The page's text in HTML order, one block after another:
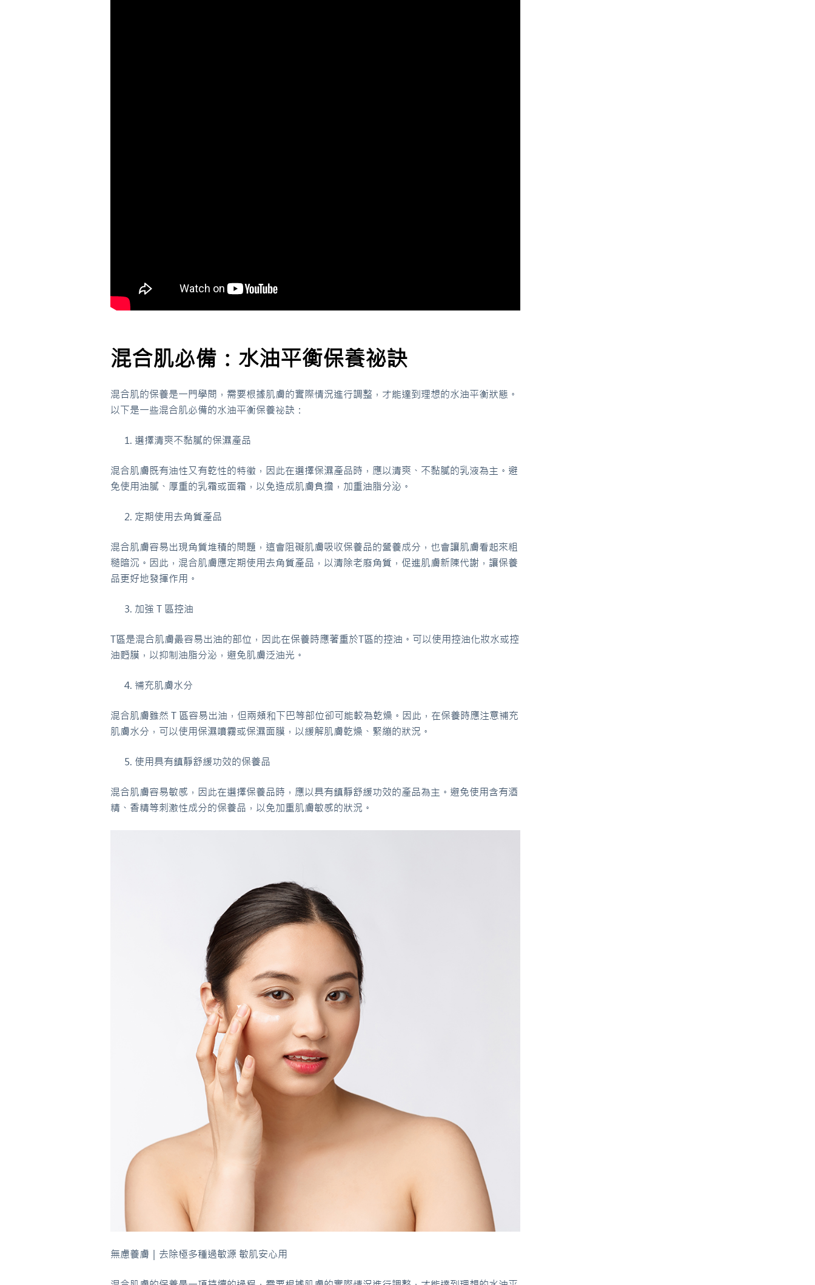
混合肌必備：水油平衡保養祕訣
混合肌的保養是一門學問，需要根據肌膚的實際情況進行調整，才能達到理想的水油平衡狀態。
以下是一些混合肌必備的水油平衡保養祕訣：
選擇清爽不黏膩的保濕產品
混合肌膚既有油性又有乾性的特徵，因此在選擇保濕產品時，應以清爽、不黏膩的乳液為主。避
免使用油膩、厚重的乳霜或面霜，以免造成肌膚負擔，加重油脂分泌。
定期使用去角質產品
混合肌膚容易出現角質堆積的問題，這會阻礙肌膚吸收保養品的營養成分，也會讓肌膚看起來粗
糙暗沉。因此，混合肌膚應定期使用去角質產品，以清除老廢角質，促進肌膚新陳代謝，讓保養
品更好地發揮作用。
加強 T 區控油
T區是混合肌膚最容易出油的部位，因此在保養時應著重於T區的控油。可以使用控油化妝水或控
油麪膜，以抑制油脂分泌，避免肌膚泛油光。
補充肌膚水分
混合肌膚雖然 T 區容易出油，但兩頰和下巴等部位卻可能較為乾燥。因此，在保養時應注意補充
肌膚水分，可以使用保濕噴霧或保濕面膜，以緩解肌膚乾燥、緊繃的狀況。
使用具有鎮靜舒緩功效的保養品
混合肌膚容易敏感，因此在選擇保養品時，應以具有鎮靜舒緩功效的產品為主。避免使用含有酒
精、香精等刺激性成分的保養品，以免加重肌膚敏感的狀況。
無慮養膚｜去除極多種過敏源 敏肌安心用